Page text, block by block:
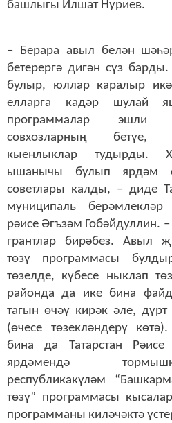
башлыгы Илшат Нуриев.
– Берара авыл белән
бетерергә дигән сүз
булыр, юллар каралыр
елларга кадәр шулай
программалар эшли
совхозларның бетүе,
кыенлыклар тудырды.
ышанычы булып ярдәм
советлары калды, – диде
муниципаль берәмлекләр
рәисе Әгъзәм Гобәйдуллин.
грантлар бирәбез. Авыл
төзү программасы
төзелде, күбесе ныклап
районда да ике бина
тагын өчәү кирәк әле, дүрт
(өчесе төзекләндерү
бина да Татарстан
ярдәмендә
республикакүләм
төзү” программасы
программаны киләчәктә